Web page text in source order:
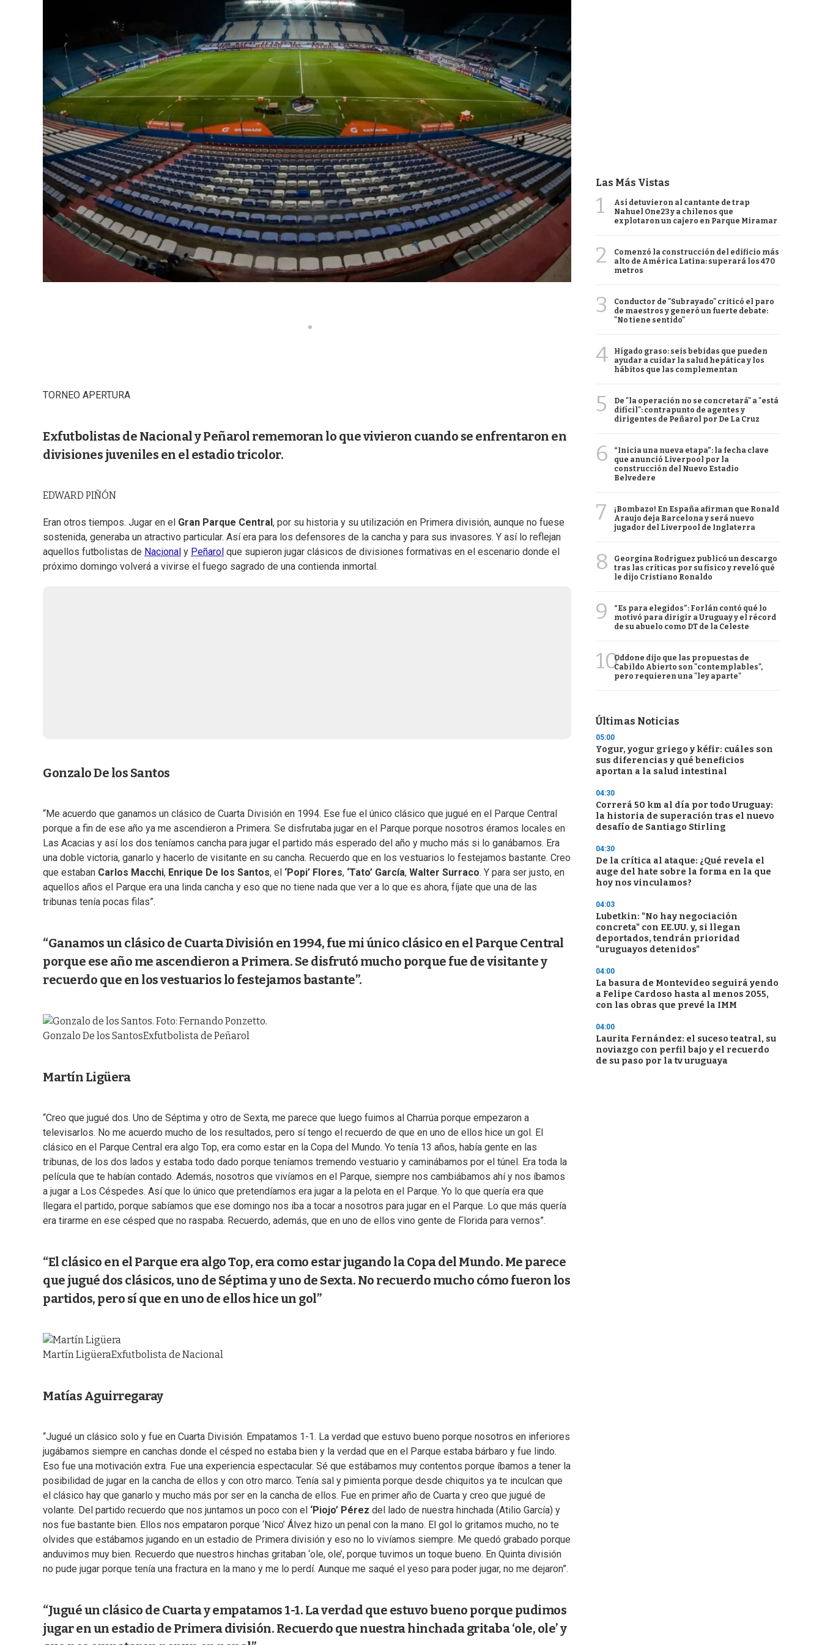
TORNEO APERTURA
Exfutbolistas de Nacional y Peñarol rememoran lo que vivieron cuando se enfrentaron en
divisiones juveniles en el estadio tricolor.
EDWARD PIÑÓN
Eran otros tiempos. Jugar en el Gran Parque Central , por su historia y su utilización en Primera división, aunque no fuese
sostenida, generaba un atractivo particular. Así era para los defensores de la cancha y para sus invasores. Y así lo reflejan
aquellos futbolistas de Nacional y Peñarol que supieron jugar clásicos de divisiones formativas en el escenario donde el
próximo domingo volverá a vivirse el fuego sagrado de una contienda inmortal.
Gonzalo De los Santos
“Me acuerdo que ganamos un clásico de Cuarta División en 1994. Ese fue el único clásico que jugué en el Parque Central
porque a fin de ese año ya me ascendieron a Primera. Se disfrutaba jugar en el Parque porque nosotros éramos locales en
Las Acacias y así los dos teníamos cancha para jugar el partido más esperado del año y mucho más si lo ganábamos. Era
una doble victoria, ganarlo y hacerlo de visitante en su cancha. Recuerdo que en los vestuarios lo festejamos bastante. Creo
que estaban Carlos Macchi, Enrique De los Santos, el ‘Popi’ Flores, ‘Tato’ García, Walter Surraco. Y para ser justo, en
aquellos años el Parque era una linda cancha y eso que no tiene nada que ver a lo que es ahora, fíjate que una de las
tribunas tenía pocas filas”.
“Ganamos un clásico de Cuarta División en 1994, fue mi único clásico en el Parque Central
porque ese año me ascendieron a Primera. Se disfrutó mucho porque fue de visitante y
recuerdo que en los vestuarios lo festejamos bastante”.
Gonzalo De los SantosExfutbolista de Peñarol
Martín Ligüera
“Creo que jugué dos. Uno de Séptima y otro de Sexta, me parece que luego fuimos al Charrúa porque empezaron a
televisarlos. No me acuerdo mucho de los resultados, pero sí tengo el recuerdo de que en uno de ellos hice un gol. El
clásico en el Parque Central era algo Top, era como estar en la Copa del Mundo. Yo tenía 13 años, había gente en las
tribunas, de los dos lados y estaba todo dado porque teníamos tremendo vestuario y caminábamos por el túnel. Era toda la
película que te habían contado. Además, nosotros que vivíamos en el Parque, siempre nos cambiábamos ahí y nos íbamos
a jugar a Los Céspedes. Así que lo único que pretendíamos era jugar a la pelota en el Parque. Yo lo que quería era que
llegara el partido, porque sabíamos que ese domingo nos iba a tocar a nosotros para jugar en el Parque. Lo que más quería
era tirarme en ese césped que no raspaba. Recuerdo, además, que en uno de ellos vino gente de Florida para vernos”.
“El clásico en el Parque era algo Top, era como estar jugando la Copa del Mundo. Me parece
que jugué dos clásicos, uno de Séptima y uno de Sexta. No recuerdo mucho cómo fueron los
partidos, pero sí que en uno de ellos hice un gol”
Martín LigüeraExfutbolista de Nacional
Matías Aguirregaray
“Jugué un clásico solo y fue en Cuarta División. Empatamos 1-1. La verdad que estuvo bueno porque nosotros en inferiores
jugábamos siempre en canchas donde el césped no estaba bien y la verdad que en el Parque estaba bárbaro y fue lindo.
Eso fue una motivación extra. Fue una experiencia espectacular. Sé que estábamos muy contentos porque íbamos a tener la
posibilidad de jugar en la cancha de ellos y con otro marco. Tenía sal y pimienta porque desde chiquitos ya te inculcan que
el clásico hay que ganarlo y mucho más por ser en la cancha de ellos. Fue en primer año de Cuarta y creo que jugué de
volante. Del partido recuerdo que nos juntamos un poco con el ‘Piojo’ Pérez del lado de nuestra hinchada (Atilio García) y
nos fue bastante bien. Ellos nos empataron porque ‘Nico’ Álvez hizo un penal con la mano. El gol lo gritamos mucho, no te
olvides que estábamos jugando en un estadio de Primera división y eso no lo vivíamos siempre. Me quedó grabado porque
anduvimos muy bien. Recuerdo que nuestros hinchas gritaban ‘ole, ole’, porque tuvimos un toque bueno. En Quinta división
no pude jugar porque tenía una fractura en la mano y me lo perdí. Aunque me saqué el yeso para poder jugar, no me dejaron”.
“Jugué un clásico de Cuarta y empatamos 1-1. La verdad que estuvo bueno porque pudimos
jugar en un estadio de Primera división. Recuerdo que nuestra hinchada gritaba ‘ole, ole’ y
Las Más Vistas
1
Así detuvieron al cantante de trap
Nahuel One23 y a chilenos que
explotaron un cajero en Parque Miramar
2
Comenzó la construcción del edificio más
alto de América Latina: superará los 470
metros
3
Conductor de "Subrayado" criticó el paro
de maestros y generó un fuerte debate:
"No tiene sentido"
4
Hígado graso: seis bebidas que pueden
ayudar a cuidar la salud hepática y los
hábitos que las complementan
5
De "la operación no se concretará" a "está
difícil": contrapunto de agentes y
dirigentes de Peñarol por De La Cruz
6
“Inicia una nueva etapa”: la fecha clave
que anunció Liverpool por la
construcción del Nuevo Estadio
Belvedere
7
¡Bombazo! En España afirman que Ronald
Araujo deja Barcelona y será nuevo
jugador del Liverpool de Inglaterra
8
Georgina Rodríguez publicó un descargo
tras las críticas por su físico y reveló qué
le dijo Cristiano Ronaldo
9
“Es para elegidos”: Forlán contó qué lo
motivó para dirigir a Uruguay y el récord
de su abuelo como DT de la Celeste
10Oddone dijo que las propuestas de
Cabildo Abierto son "contemplables",
pero requieren una "ley aparte"
Últimas Noticias
05:00
Yogur, yogur griego y kéfir: cuáles son
sus diferencias y qué beneficios
aportan a la salud intestinal
04:30
Correrá 50 km al día por todo Uruguay:
la historia de superación tras el nuevo
desafío de Santiago Stirling
04:30
De la crítica al ataque: ¿Qué revela el
auge del hate sobre la forma en la que
hoy nos vinculamos?
04:03
Lubetkin: "No hay negociación
concreta" con EE.UU. y, si llegan
deportados, tendrán prioridad
"uruguayos detenidos"
04:00
La basura de Montevideo seguirá yendo
a Felipe Cardoso hasta al menos 2055,
con las obras que prevé la IMM
04:00
Laurita Fernández: el suceso teatral, su
noviazgo con perfil bajo y el recuerdo
de su paso por la tv uruguaya